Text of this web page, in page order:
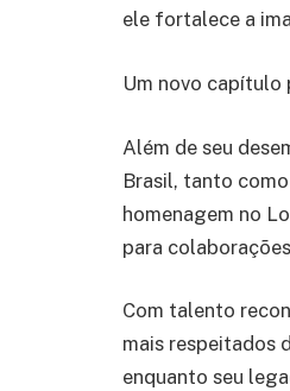
ele fortalece a
Um novo capítulo
Além de seu
Brasil, tanto
homenagem no
para
Com talento
mais respeitados
enquanto seu